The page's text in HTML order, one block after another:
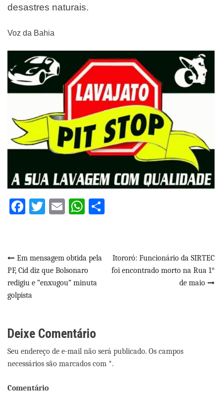
desastres naturais.
Voz da Bahia
Facebook
Twitter
EmailWhatsApp
Navegação
de
Post
Em mensagem obtida pela
PF, Cid diz que Bolsonaro
redigiu e “enxugou” minuta
golpista
Itororó: Funcionário da SIRTEC
foi encontrado morto na Rua 1°
de maio
Deixe Comentário
Seu endereço de e-mail não será publicado. Os campos
necessários são marcados com *.
Comentário